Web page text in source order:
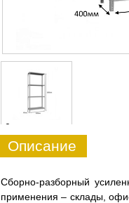
0
Описание
Сборно-разборный
применения – склады,